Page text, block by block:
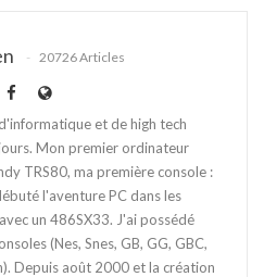
20726 Articles
et de high tech
Mon premier ordinateur
TRS80, ma première console :
l'aventure PC dans les
un 486SX33. J'ai possédé
(Nes, Snes, GB, GG, GBC,
Depuis août 2000 et la création